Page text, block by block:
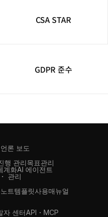
CSA STAR
GDPR 준수
언론 보도
행 관리목표관리
계화AI 에이전트
관리
트템플릿사용매뉴얼
자 센터API・MCP